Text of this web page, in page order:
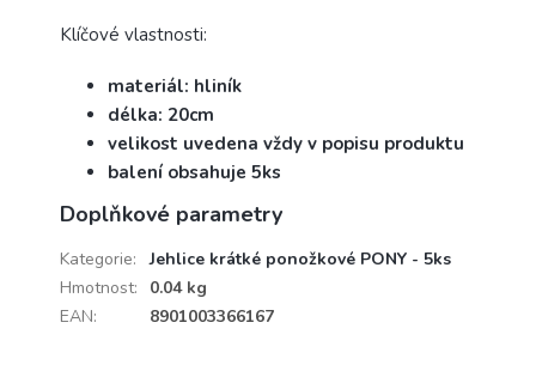
Klíčové vlastnosti:
materiál: hliník
délka: 20cm
velikost uvedena vždy v popisu produktu
balení obsahuje 5ks
Doplňkové parametry
Kategorie:
Jehlice krátké ponožkové PONY - 5ks
Hmotnost:
0.04 kg
EAN: 8901003366167